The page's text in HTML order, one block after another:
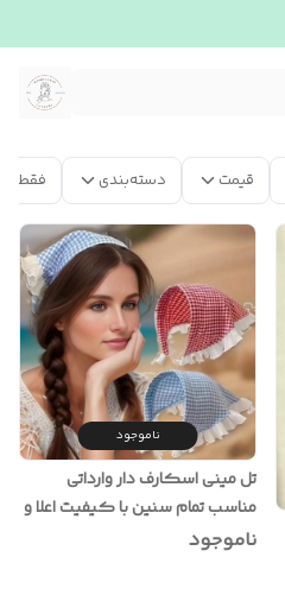
قیمت دسته‌بندی فقط
ناموجود
تل مینی اسکارف دار وارداتی
مناسب تمام سنین با کیفیت اعلا و
vip
ناموجود